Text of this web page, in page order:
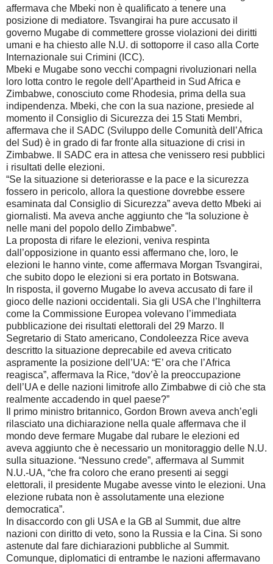
affermava che Mbeki non è qualificato a tenere una
posizione di mediatore. Tsvangirai ha pure accusato il
governo Mugabe di commettere grosse violazioni dei diritti
umani e ha chiesto alle N.U. di sottoporre il caso alla Corte
Internazionale sui Crimini (ICC).
Mbeki e Mugabe sono vecchi compagni rivoluzionari nella
loro lotta contro le regole dell’Apartheid in Sud Africa e
Zimbabwe, conosciuto come Rhodesia, prima della sua
indipendenza. Mbeki, che con la sua nazione, presiede al
momento il Consiglio di Sicurezza dei 15 Stati Membri,
affermava che il SADC (Sviluppo delle Comunità dell’Africa
del Sud) è in grado di far fronte alla situazione di crisi in
Zimbabwe. Il SADC era in attesa che venissero resi pubblici
i risultati delle elezioni.
“Se la situazione si deteriorasse e la pace e la sicurezza
fossero in pericolo, allora la questione dovrebbe essere
esaminata dal Consiglio di Sicurezza” aveva detto Mbeki ai
giornalisti. Ma aveva anche aggiunto che “la soluzione è
nelle mani del popolo dello Zimbabwe”.
La proposta di rifare le elezioni, veniva respinta
dall’opposizione in quanto essi affermano che, loro, le
elezioni le hanno vinte, come affermava Morgan Tsvangirai,
che subito dopo le elezioni si era portato in Botswana.
In risposta, il governo Mugabe lo aveva accusato di fare il
gioco delle nazioni occidentali. Sia gli USA che l’Inghilterra
come la Commissione Europea volevano l’immediata
pubblicazione dei risultati elettorali del 29 Marzo. Il
Segretario di Stato americano, Condoleezza Rice aveva
descritto la situazione deprecabile ed aveva criticato
aspramente la posizione dell’UA: “E’ ora che l’Africa
reagisca”, affermava la Rice, “dov’è la preoccupazione
dell’UA e delle nazioni limitrofe allo Zimbabwe di ciò che sta
realmente accadendo in quel paese?”
Il primo ministro britannico, Gordon Brown aveva anch’egli
rilasciato una dichiarazione nella quale affermava che il
mondo deve fermare Mugabe dal rubare le elezioni ed
aveva aggiunto che è necessario un monitoraggio delle N.U.
sulla situazione. “Nessuno crede”, affermava al Summit
N.U.-UA, “che fra coloro che erano presenti ai seggi
elettorali, il presidente Mugabe avesse vinto le elezioni. Una
elezione rubata non è assolutamente una elezione
democratica”.
In disaccordo con gli USA e la GB al Summit, due altre
nazioni con diritto di veto, sono la Russia e la Cina. Si sono
astenute dal fare dichiarazioni pubbliche al Summit.
Comunque, diplomatici di entrambe le nazioni affermavano